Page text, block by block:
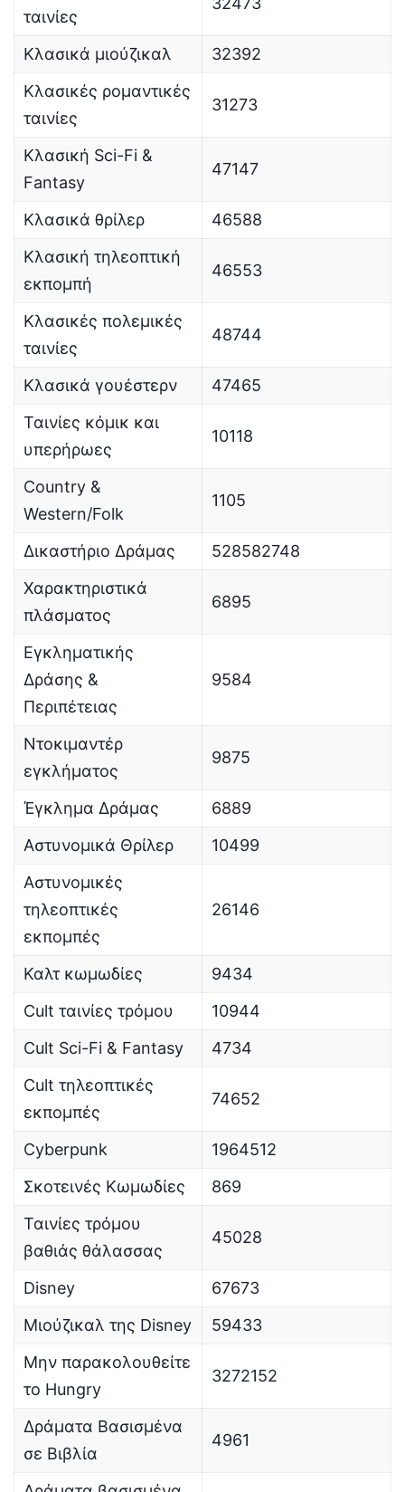
ταινίες
Κλασικά μιούζικαλ
32392
Κλασικές ρομαντικές
ταινίες
31273
Κλασική Sci-Fi &
Fantasy
47147
Κλασικά θρίλερ
46588
Κλασική τηλεοπτική
εκπομπή
46553
Κλασικές πολεμικές
ταινίες
48744
Κλασικά γουέστερν
47465
Ταινίες κόμικ και
υπερήρωες
10118
Country &
Western/Folk
1105
Δικαστήριο Δράμας
528582748
Χαρακτηριστικά
πλάσματος
6895
Εγκληματικής
Δράσης &
Περιπέτειας
9584
Ντοκιμαντέρ
εγκλήματος
9875
Έγκλημα Δράμας
6889
Αστυνομικά Θρίλερ
10499
Αστυνομικές
τηλεοπτικές
εκπομπές
26146
Καλτ κωμωδίες
9434
Cult ταινίες τρόμου
10944
Cult Sci-Fi & Fantasy
4734
Cult τηλεοπτικές
εκπομπές
74652
Cyberpunk
1964512
Σκοτεινές Κωμωδίες
869
Ταινίες τρόμου
βαθιάς θάλασσας
45028
Disney
67673
Μιούζικαλ της Disney
59433
Μην παρακολουθείτε
το Hungry
3272152
Δράματα Βασισμένα
σε Βιβλία
4961